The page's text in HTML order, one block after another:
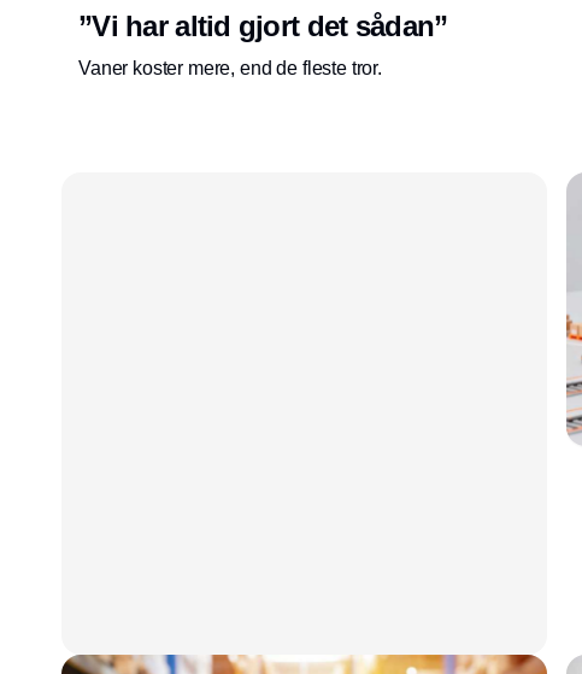
”Vi har altid gjort det sådan”
Vaner koster mere, end de fleste tror.